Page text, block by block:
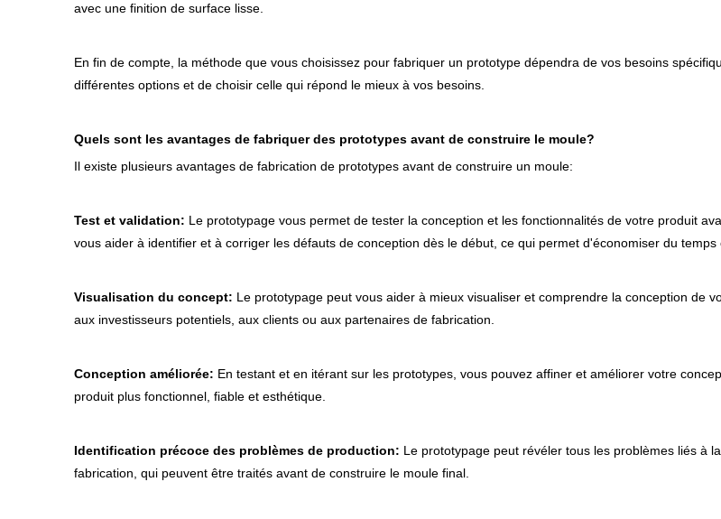
avec une finition de surface lisse.
En fin de compte, la méthode que vous choisissez pour fabriquer un prototype dépendra de vos besoins
différentes options et de choisir celle qui répond le mieux à vos besoins.
Quels sont les avantages de fabriquer des prototypes avant de construire le moule?
Il existe plusieurs avantages de fabrication de prototypes avant de construire un moule:
Test et validation: Le prototypage vous permet de tester la conception et les fonctionnalités de votre produit
vous aider à identifier et à corriger les défauts de conception dès le début, ce qui permet d'économiser du
Visualisation du concept: Le prototypage peut vous aider à mieux visualiser et comprendre la conception de
aux investisseurs potentiels, aux clients ou aux partenaires de fabrication.
Conception améliorée: En testant et en itérant sur les prototypes, vous pouvez affiner et améliorer votre
produit plus fonctionnel, fiable et esthétique.
Identification précoce des problèmes de production: Le prototypage peut révéler tous les problèmes liés à
fabrication, qui peuvent être traités avant de construire le moule final.